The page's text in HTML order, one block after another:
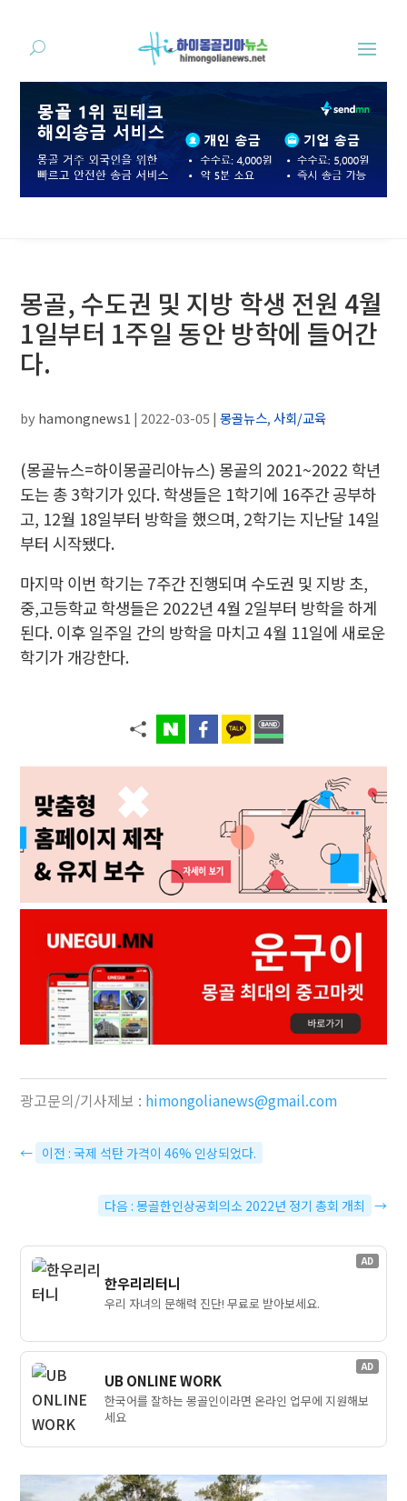
몽골, 수도권 및 지방 학생 전원 4월
1일부터 1주일 동안 방학에 들어간
다.
by hamongnews1 | 2022-03-05|몽골뉴스,사회/교육
(몽골뉴스=하이몽골리아뉴스) 몽골의 2021~2022 학년
도는 총 3학기가 있다. 학생들은 1학기에 16주간 공부하
고, 12월 18일부터 방학을 했으며, 2학기는 지난달 14일
부터 시작됐다.
마지막 이번 학기는 7주간 진행되며 수도권 및 지방 초,
중,고등학교 학생들은 2022년 4월 2일부터 방학을 하게
된다. 이후 일주일 간의 방학을 마치고 4월 11일에 새로운
학기가 개강한다.
광고문의/기사제보 : himongolianews@gmail.com
← 이전 : 국제 석탄 가격이 46% 인상되었다.
다음 : 몽골한인상공회의소 2022년 정기 총회 개최 →
AD
한우리리터니
우리 자녀의 문해력 진단! 무료로 받아보세요.
AD
UB ONLINE WORK
한국어를 잘하는 몽골인이라면 온라인 업무에 지원해보
세요